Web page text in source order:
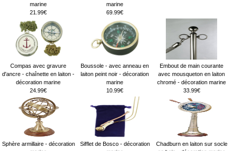
marine
21.99€
marine
69.99€
Compas avec gravure
d'ancre - chaînette en laiton -
décoration marine
24.99€
Boussole - avec anneau en
laiton peint noir - décoration
marine
10.99€
Embout de main courante
avec mousqueton en laiton
chromé - décoration marine
33.99€
Sphère armillaire - décoration
Sifflet de Bosco - décoration
Chadburn en laiton sur socle